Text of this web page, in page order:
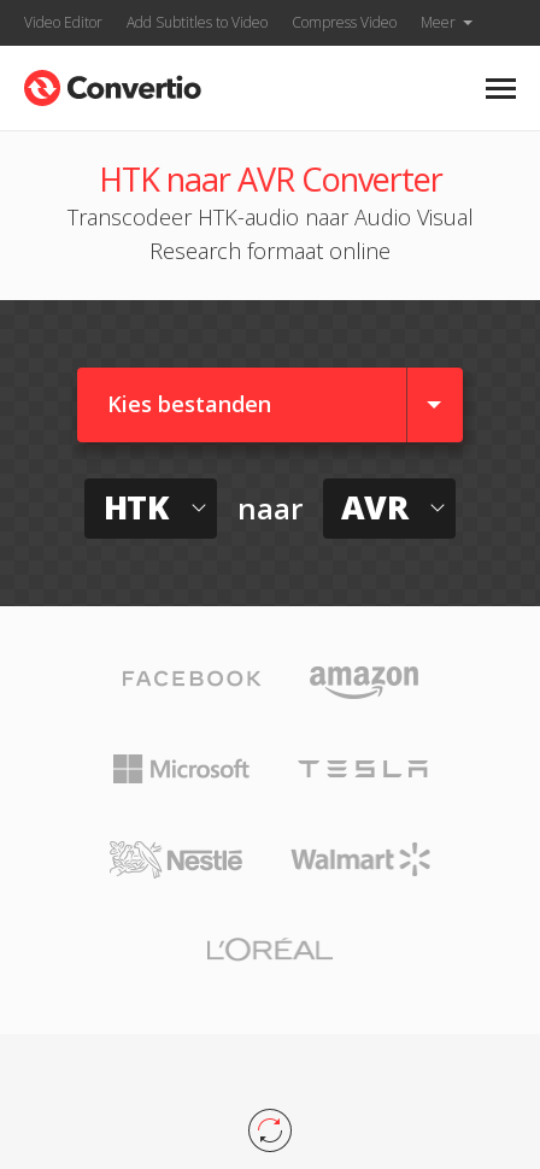
Video Editor Add Subtitles to Video Compress Video Meer
HTK naar AVR Converter
Transcodeer HTK-audio naar Audio Visual
Research formaat online
Kies bestanden
HTK naar AVR